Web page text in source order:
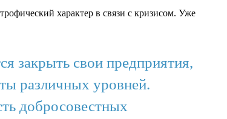
характер в связи с кризисом. Уже
закрыть свои предприятия,
различных уровней.
добросовестных